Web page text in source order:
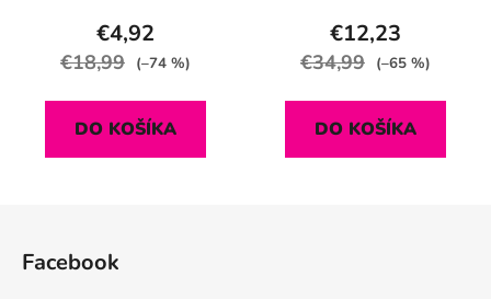
€4,92
€18,99 (–74 %)
DO KOŠÍKA
nabitia
€12,23
€34,99 (–65 %)
DO KOŠÍKA
Facebook